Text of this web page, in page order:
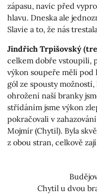
zápasu, navíc před
hlavu. Dneska ale
Slavie a to, že nás
Jindřich Trpišovský
celkem dobře vstoupili,
výkon soupeře měli
gól ze spousty
ohrožení naší branky
střídáním jsme výkon
pokračovali v
Mojmír (Chytil). Byla
z obou stran, celkově
Chytil u dvou